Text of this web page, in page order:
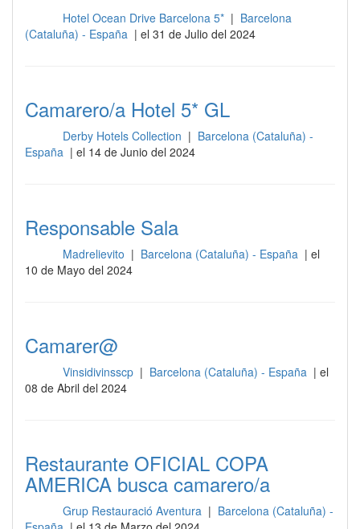
Hotel Ocean Drive Barcelona 5* | Barcelona
(Cataluña) - España | el 31 de Julio del 2024
Camarero/a Hotel 5* GL
Derby Hotels Collection | Barcelona (Cataluña) -
España | el 14 de Junio del 2024
Responsable Sala
Madrelievito | Barcelona (Cataluña) - España | el
10 de Mayo del 2024
Camarer@
Vinsidivinsscp | Barcelona (Cataluña) - España | el
08 de Abril del 2024
Restaurante OFICIAL COPA
AMERICA busca camarero/a
Grup Restauració Aventura | Barcelona (Cataluña) -